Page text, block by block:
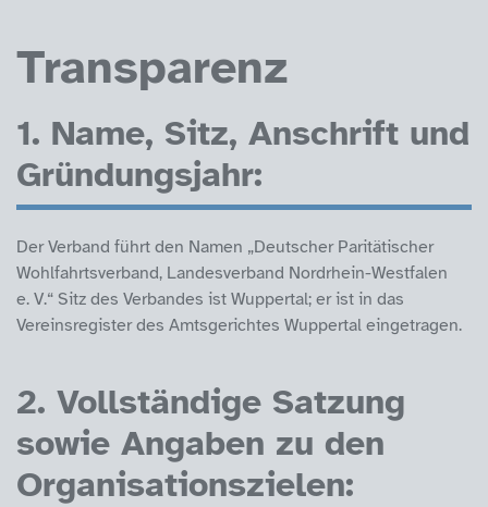
Transparenz
1. Name, Sitz, Anschrift und
Gründungsjahr:
Der Verband führt den Namen „Deutscher Paritätischer
Wohlfahrtsverband, Landesverband Nordrhein-Westfalen
e. V.“ Sitz des Verbandes ist Wuppertal; er ist in das
Vereinsregister des Amtsgerichtes Wuppertal eingetragen.
2. Vollständige Satzung
sowie Angaben zu den
Organisationszielen: